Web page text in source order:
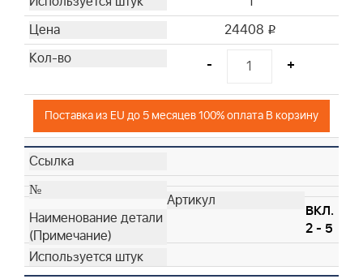
24408 i
- +
Поставка из EU до 5 месяцев 100% оплата В корзину
ВКЛ.
2 - 5